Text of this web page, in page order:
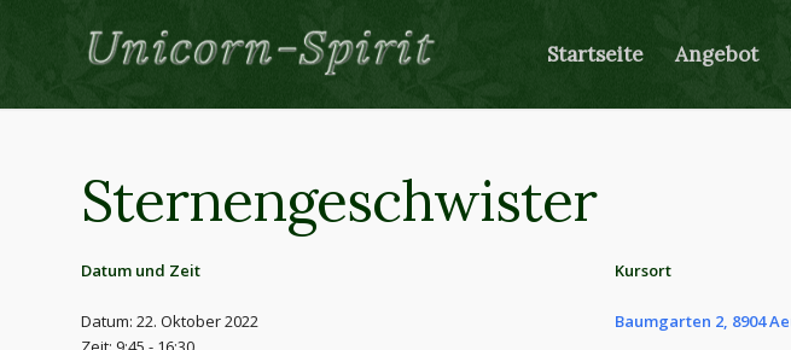
Startseite Angebot
Sternengeschwister
Datum und Zeit
Datum: 22. Oktober 2022
Kursort
Baumgarten 2, 8904